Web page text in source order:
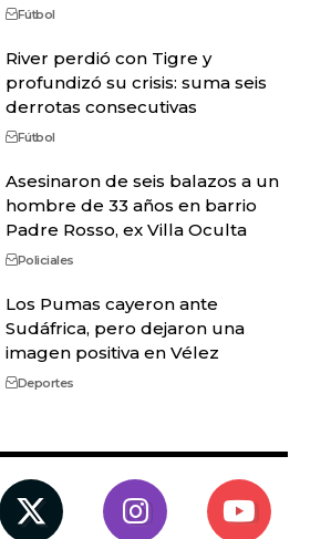
Fútbol
River perdió con Tigre y
profundizó su crisis: suma seis
derrotas consecutivas
Fútbol
Asesinaron de seis balazos a un
hombre de 33 años en barrio
Padre Rosso, ex Villa Oculta
Policiales
Los Pumas cayeron ante
Sudáfrica, pero dejaron una
imagen positiva en Vélez
Deportes